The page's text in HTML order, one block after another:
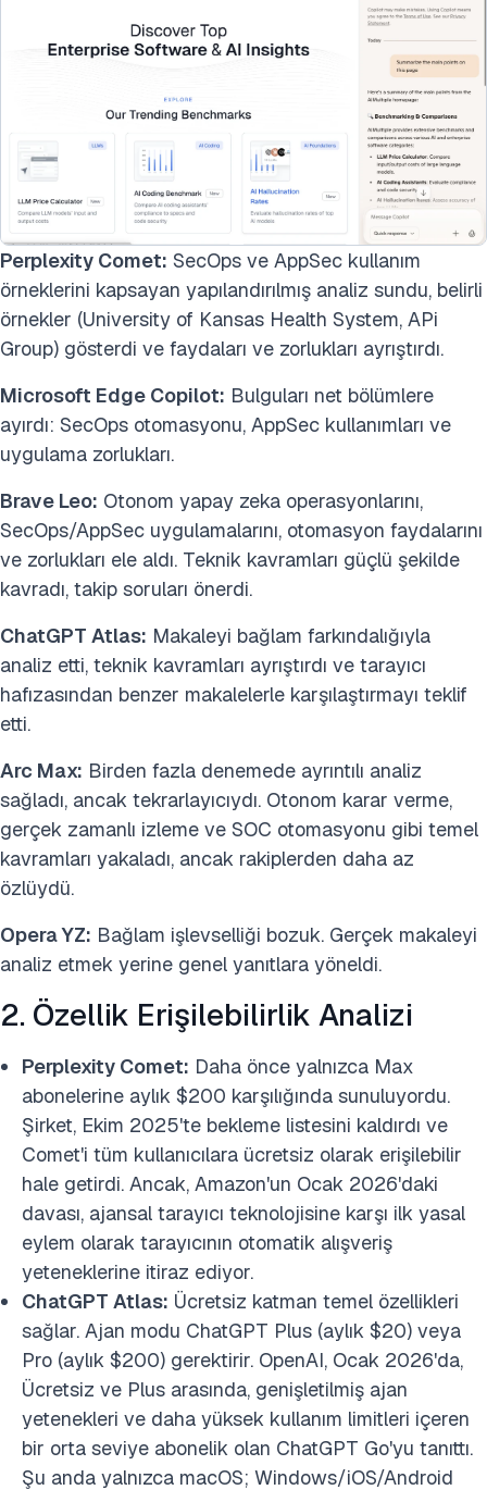
Perplexity Comet: SecOps ve AppSec kullanım
örneklerini kapsayan yapılandırılmış analiz sundu, belirli
örnekler (University of Kansas Health System, APi
Group) gösterdi ve faydaları ve zorlukları ayrıştırdı.
Microsoft Edge Copilot: Bulguları net bölümlere
ayırdı: SecOps otomasyonu, AppSec kullanımları ve
uygulama zorlukları.
Brave Leo: Otonom yapay zeka operasyonlarını,
SecOps/AppSec uygulamalarını, otomasyon faydalarını
ve zorlukları ele aldı. Teknik kavramları güçlü şekilde
kavradı, takip soruları önerdi.
ChatGPT Atlas: Makaleyi bağlam farkındalığıyla
analiz etti, teknik kavramları ayrıştırdı ve tarayıcı
hafızasından benzer makalelerle karşılaştırmayı teklif
etti.
Arc Max: Birden fazla denemede ayrıntılı analiz
sağladı, ancak tekrarlayıcıydı. Otonom karar verme,
gerçek zamanlı izleme ve SOC otomasyonu gibi temel
kavramları yakaladı, ancak rakiplerden daha az
özlüydü.
Opera YZ: Bağlam işlevselliği bozuk. Gerçek makaleyi
analiz etmek yerine genel yanıtlara yöneldi.
2. Özellik Erişilebilirlik Analizi
Perplexity Comet: Daha önce yalnızca Max
abonelerine aylık $200 karşılığında sunuluyordu.
Şirket, Ekim 2025'te bekleme listesini kaldırdı ve
Comet'i tüm kullanıcılara ücretsiz olarak erişilebilir
hale getirdi. Ancak, Amazon'un Ocak 2026'daki
davası, ajansal tarayıcı teknolojisine karşı ilk yasal
eylem olarak tarayıcının otomatik alışveriş
yeteneklerine itiraz ediyor.
ChatGPT Atlas: Ücretsiz katman temel özellikleri
sağlar. Ajan modu ChatGPT Plus (aylık $20) veya
Pro (aylık $200) gerektirir. OpenAI, Ocak 2026'da,
Ücretsiz ve Plus arasında, genişletilmiş ajan
yetenekleri ve daha yüksek kullanım limitleri içeren
bir orta seviye abonelik olan ChatGPT Go'yu tanıttı.
Şu anda yalnızca macOS; Windows/iOS/Android